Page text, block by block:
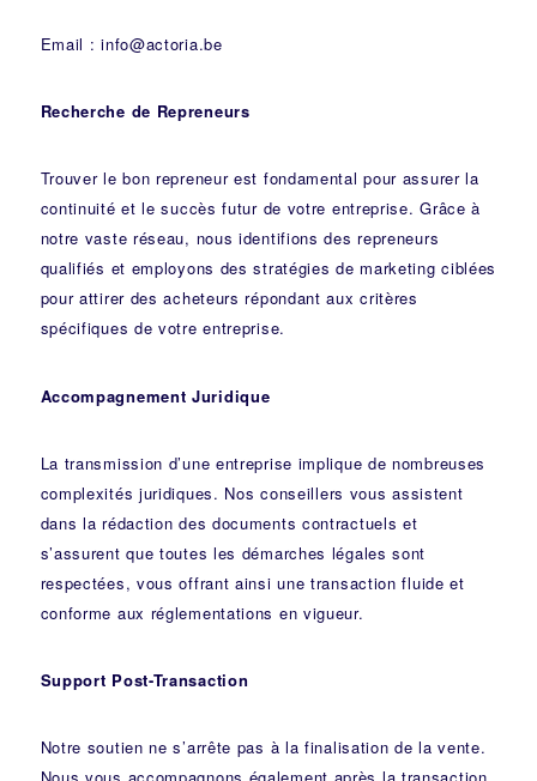
Email : info@actoria.be
Recherche de Repreneurs
Trouver le bon repreneur est fondamental pour assurer la
continuité et le succès futur de votre entreprise. Grâce à
notre vaste réseau, nous identifions des repreneurs
qualifiés et employons des stratégies de marketing ciblées
pour attirer des acheteurs répondant aux critères
spécifiques de votre entreprise.
Accompagnement Juridique
La transmission d’une entreprise implique de nombreuses
complexités juridiques. Nosconseillers vous assistent
dans la rédaction des documents contractuels et
s’assurent que toutes les démarches légales sont
respectées, vous offrant ainsi une transaction fluide et
conforme aux réglementations en vigueur.
Support Post-Transaction
Notre soutien ne s’arrête pas à la finalisation de la vente.
Nous vous accompagnons également après la transaction